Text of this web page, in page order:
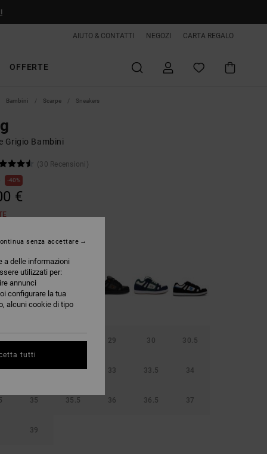
AIUTO & CONTATTI NEGOZI CARTA REGALO
OFFERTE
Bambini Scarpe Sneakers
Grigio Bambini
(30 Recensioni)
40%
€
28 28.5 29 30 30.5
32 32.5 33 33.5 34
35 35.5 36 36.5 37
39
a delle informazioni
utilizzati per:
annunci
configurare la tua
alcuni cookie di tipo
senza accettare
tutti